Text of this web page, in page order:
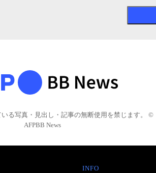
いる写真・見出し・記事の無断使用を禁じます。 ©
AFPBB News
INFO